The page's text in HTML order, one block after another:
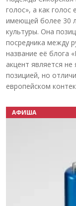
голос», а как голос
имеющей более 30
культуры. Она
посредника между
название её блога
акцент является
позицией, но
европейском
АФИША